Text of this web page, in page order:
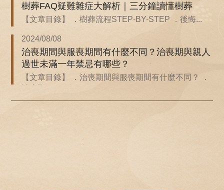
樹葬FAQ疑難雜症大解析｜三分鐘讀懂樹葬
【文章目錄】 ．樹葬流程STEP-BY-STEP ．後悔...
2024/08/08
治喪期間與服喪期間有什麼不同？治喪期與親人
過世未滿一年禁忌有哪些？
【文章目錄】 ．治喪期間與服喪期間有什麼不同？ ．